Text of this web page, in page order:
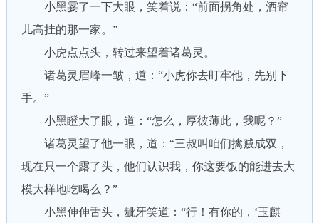
小黑霎了一下大眼，笑着说：“前面拐角处，酒帘
儿高挂的那一家。”
小虎点点头，转过来望着诸葛灵。
诸葛灵眉峰一皱，道：“小虎你去盯牢他，先别下
手。”
小黑瞪大了眼，道：“怎么，厚彼薄此，我呢？”
诸葛灵望了他一眼，道：“三叔叫咱们擒贼成双，
现在只一个露了头，他们认识我，你这要饭的能进去大
模大样地吃喝么？”
小黑伸伸舌头，龇牙笑道：“行！有你的，‘玉麒